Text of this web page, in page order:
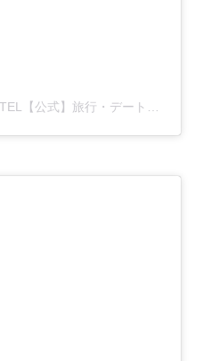
スーパーホテル / SUPERHOTEL【公式】旅行・デート・出張(@super.hotel_official)がシェアした投稿